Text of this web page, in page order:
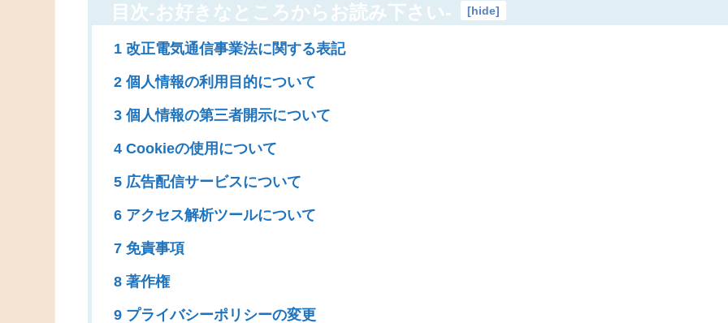
目次-お好きなところからお読み下さい- [hide]
1 改正電気通信事業法に関する表記
2 個人情報の利用目的について
3 個人情報の第三者開示について
4 Cookieの使用について
5 広告配信サービスについて
6 アクセス解析ツールについて
7 免責事項
8 著作権
9 プライバシーポリシーの変更